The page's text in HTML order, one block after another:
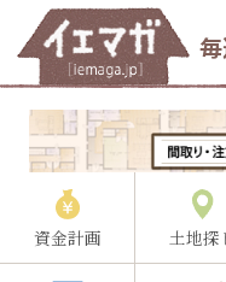
資金計画 土地探